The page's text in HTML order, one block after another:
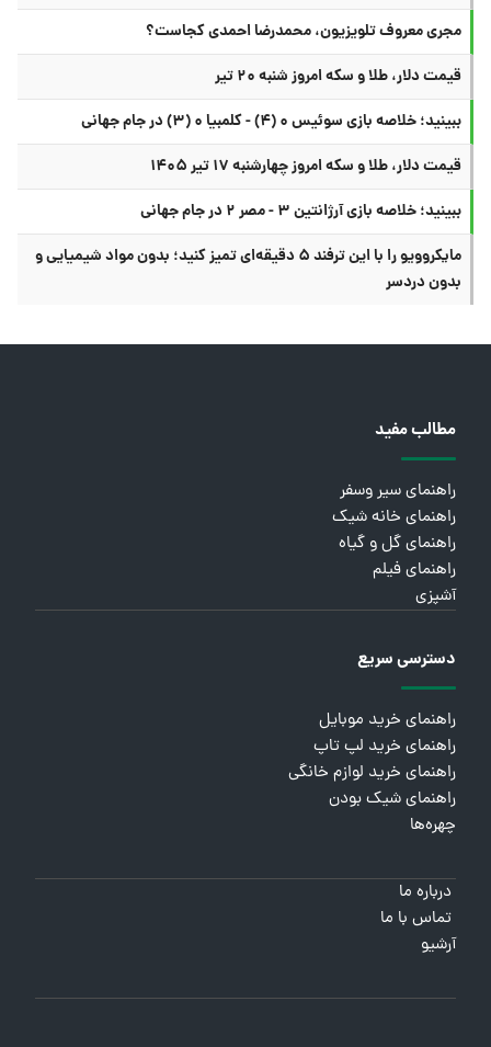
مجری معروف تلویزیون، محمدرضا احمدی کجاست؟
قیمت دلار، طلا و سکه امروز شنبه ۲۰ تیر
ببینید؛ خلاصه بازی سوئیس ۰ (۴) - کلمبیا ۰ (۳) در جام جهانی
قیمت دلار، طلا و سکه امروز چهارشنبه ۱۷ تیر ۱۴۰۵
ببینید؛ خلاصه بازی آرژانتین ۳ - مصر ۲ در جام جهانی
مایکروویو را با این ترفند ۵ دقیقه‌ای تمیز کنید؛ بدون مواد شیمیایی و
بدون دردسر
مطالب مفید
راهنمای سیر وسفر
راهنمای خانه شیک
راهنمای گل و گیاه
راهنمای فیلم
آشپزی
دسترسی سریع
راهنمای خرید موبایل
راهنمای خرید لپ تاپ
راهنمای خرید لوازم خانگی
راهنمای شیک بودن
چهره‌ها
درباره ما
تماس با ما
آرشیو